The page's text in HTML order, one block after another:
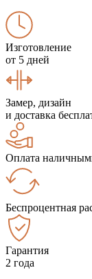
Изготовление
от 5 дней
Замер, дизайн
и доставка
Оплата
Беспроцентная
Гарантия
2 года